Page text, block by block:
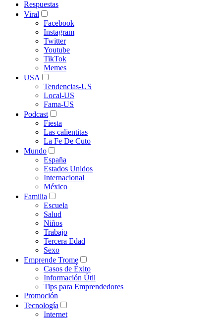
Respuestas
Viral
Facebook
Instagram
Twitter
Youtube
TikTok
Memes
USA
Tendencias-US
Local-US
Fama-US
Podcast
Fiesta
Las calientitas
La Fe De Cuto
Mundo
España
Estados Unidos
Internacional
México
Familia
Escuela
Salud
Niños
Trabajo
Tercera Edad
Sexo
Emprende Trome
Casos de Éxito
Información Útil
Tips para Emprendedores
Promoción
Tecnología
Internet